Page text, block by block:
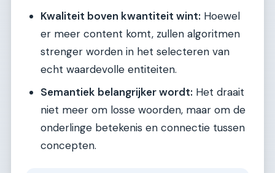
Kwaliteit boven kwantiteit wint: Hoewel
er meer content komt, zullen algoritmen
strenger worden in het selecteren van
echt waardevolle entiteiten.
Semantiek belangrijker wordt: Het draait
niet meer om losse woorden, maar om de
onderlinge betekenis en connectie tussen
concepten.